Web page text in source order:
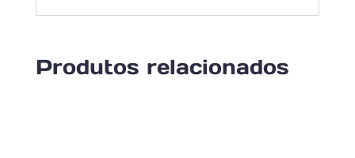
Produtos relacionados